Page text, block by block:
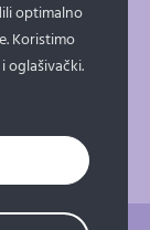
optimalno
Koristimo
oglašivački.